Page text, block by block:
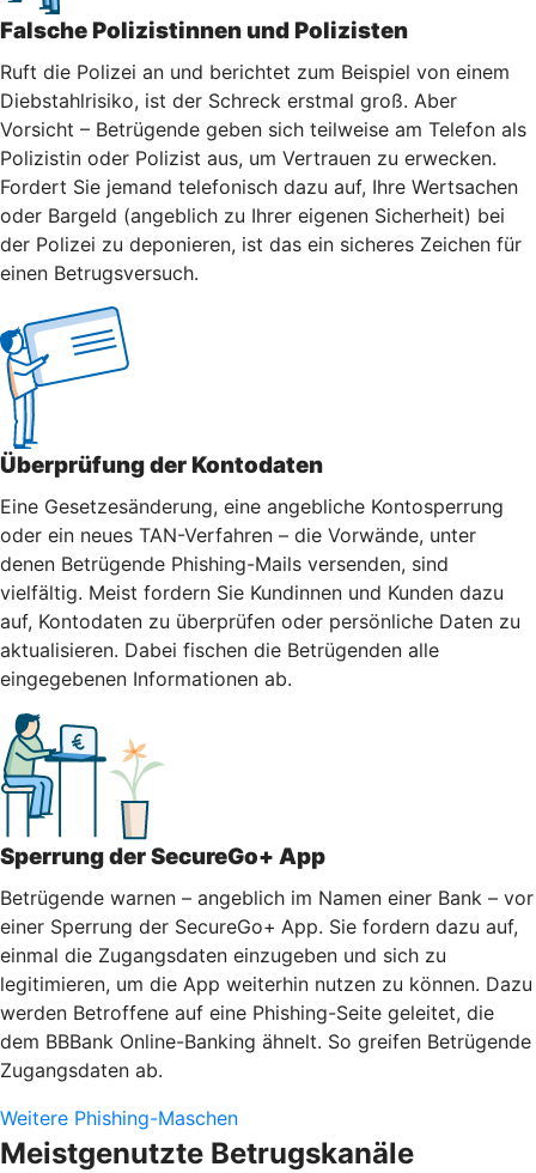
Falsche Polizistinnen und Polizisten
Ruft die Polizei an und berichtet zum Beispiel von einem
Diebstahlrisiko, ist der Schreck erstmal groß. Aber
Vorsicht – Betrügende geben sich teilweise am Telefon als
Polizistin oder Polizist aus, um Vertrauen zu erwecken.
Fordert Sie jemand telefonisch dazu auf, Ihre Wertsachen
oder Bargeld (angeblich zu Ihrer eigenen Sicherheit) bei
der Polizei zu deponieren, ist das ein sicheres Zeichen für
einen Betrugsversuch.
Überprüfung der Kontodaten
Eine Gesetzesänderung, eine angebliche Kontosperrung
oder ein neues TAN-Verfahren – die Vorwände, unter
denen Betrügende Phishing-Mails versenden, sind
vielfältig. Meist fordern Sie Kundinnen und Kunden dazu
auf, Kontodaten zu überprüfen oder persönliche Daten zu
aktualisieren. Dabei fischen die Betrügenden alle
eingegebenen Informationen ab.
Sperrung der SecureGo+ App
Betrügende warnen – angeblich im Namen einer Bank – vor
einer Sperrung der SecureGo+ App. Sie fordern dazu auf,
einmal die Zugangsdaten einzugeben und sich zu
legitimieren, um die App weiterhin nutzen zu können. Dazu
werden Betroffene auf eine Phishing-Seite geleitet, die
dem BBBank Online-Banking ähnelt. So greifen Betrügende
Zugangsdaten ab.
Weitere Phishing-Maschen
Meistgenutzte Betrugskanäle